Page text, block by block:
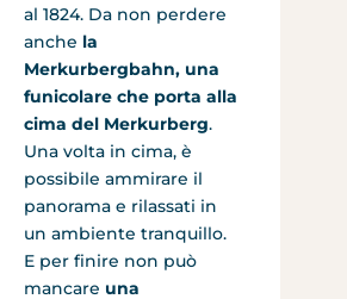
al 1824. Da non perdere
anche la
Merkurbergbahn, una
funicolare che porta alla
cima del Merkurberg.
Una volta in cima, è
possibile ammirare il
panorama e rilassati in
un ambiente tranquillo.
E per finire non può
mancare una